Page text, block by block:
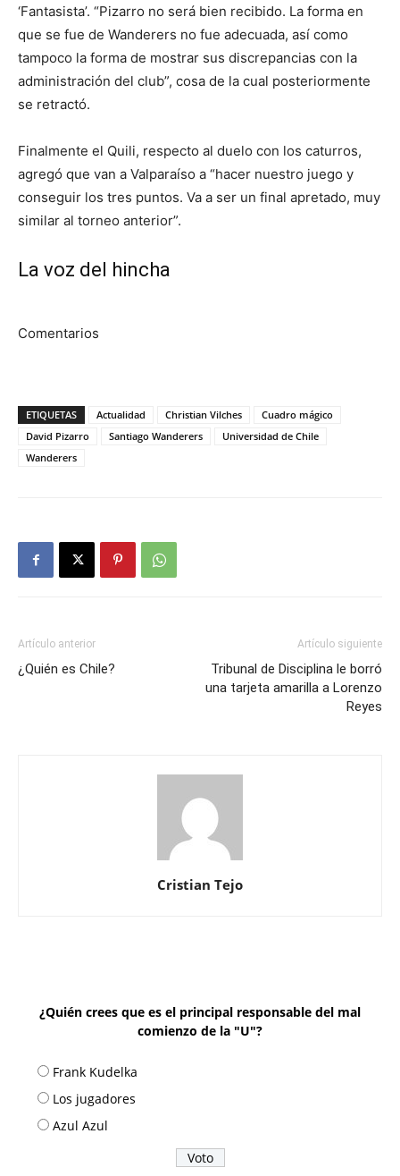
‘Fantasista’. “Pizarro no será bien recibido. La forma en
que se fue de Wanderers no fue adecuada, así como
tampoco la forma de mostrar sus discrepancias con la
administración del club”, cosa de la cual posteriormente
se retractó.
Finalmente el Quili, respecto al duelo con los caturros,
agregó que van a Valparaíso a “hacer nuestro juego y
conseguir los tres puntos. Va a ser un final apretado, muy
similar al torneo anterior”.
La voz del hincha
Comentarios
ETIQUETAS Actualidad Christian Vilches
Cuadro mágico
David Pizarro
Santiago Wanderers
Universidad de Chile
Wanderers
Artículo anterior
¿Quién es Chile?
Artículo siguiente
Tribunal de Disciplina le borró
una tarjeta amarilla a Lorenzo
Reyes
Cristian Tejo
¿Quién crees que es el principal responsable del mal
comienzo de la "U"?
Frank Kudelka
Los jugadores
Azul Azul